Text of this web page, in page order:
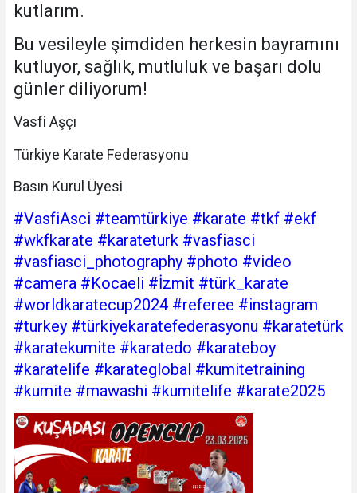
kutlarım.
Bu vesileyle şimdiden herkesin bayramını
kutluyor, sağlık, mutluluk ve başarı dolu
günler diliyorum!
Vasfi Aşçı
Türkiye Karate Federasyonu
Basın Kurul Üyesi
#VasfiAsci #teamtürkiye #karate #tkf #ekf
#wkfkarate #karateturk #vasfiasci
#vasfiasci_photography #photo #video
#camera #Kocaeli #İzmit #türk_karate
#worldkaratecup2024 #referee #instagram
#turkey #türkiyekaratefederasyonu #karatetürk
#karatekumite #karatedo #karateboy
#karatelife #karateglobal #kumitetraining
#kumite #mawashi #kumitelife #karate2025